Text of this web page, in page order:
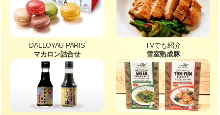
DALLOYAU PARIS
マカロン詰合せ
TVでも紹介
雪室熟成豚